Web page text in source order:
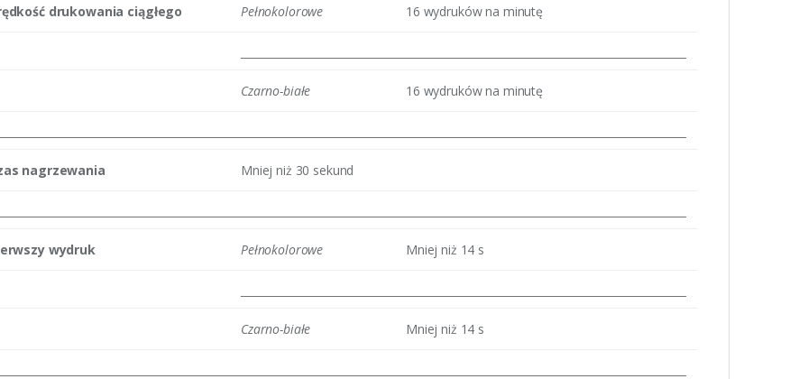
drukowania ciągłego Pełnokolorowe 16 wydruków na minutę
Czarno-białe 16 wydruków na minutę
nagrzewania Mniej niż 30 sekund
wydruk Pełnokolorowe Mniej niż 14 s
Czarno-białe Mniej niż 14 s